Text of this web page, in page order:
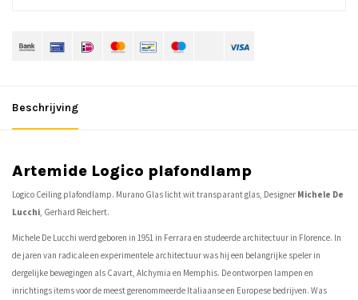
Beschrijving
Artemide Logico plafondlamp
Logico Ceiling plafondlamp. Murano Glas licht wit transparant glas, Designer Michele De
Lucchi, Gerhard Reichert.
Michele De Lucchi werd geboren in 1951 in Ferrara en studeerde architectuur in Florence. In
de jaren van radicale en experimentele architectuur was hij een belangrijke speler in
dergelijke bewegingen als Cavart, Alchymia en Memphis. De ontworpen lampen en
inrichtings items voor de meest gerenommeerde Italiaanse en Europese bedrijven. Was